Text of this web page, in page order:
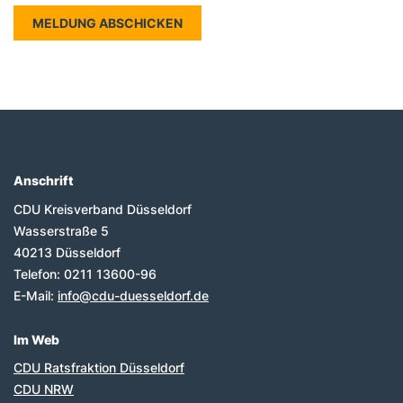
Fußbereich
Anschrift
CDU Kreisverband Düsseldorf
Wasserstraße 5
40213 Düsseldorf
Telefon: 0211 13600-96
E-Mail: info@cdu-duesseldorf.de
Im Web
CDU Ratsfraktion Düsseldorf
CDU NRW